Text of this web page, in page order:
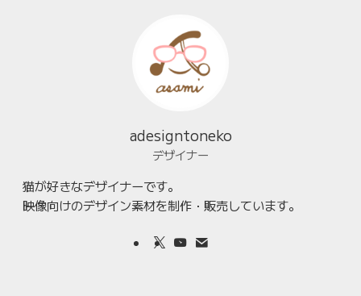
adesigntoneko
デザイナー
猫が好きなデザイナーです。
映像向けのデザイン素材を制作・販売しています。